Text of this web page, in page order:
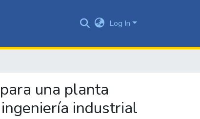
Log In
una planta
industrial